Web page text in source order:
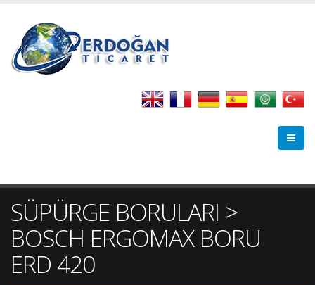
SÜPÜRGE BORULARI >
BOSCH ERGOMAX BORU
ERD 420